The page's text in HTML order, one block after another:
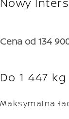
Cena od 134
Do 1 447 kg
Maksymalna